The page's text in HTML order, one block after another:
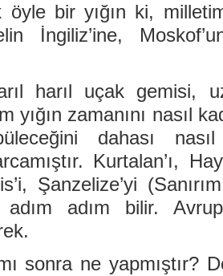
öyle bir yığın ki,
İngiliz’ine,
harıl uçak gemisi,
yığın zamanını nasıl
dahası
Kurtalan’ı,
Şanzelize’yi
adım adım bilir.
sonra ne yapmıştır?